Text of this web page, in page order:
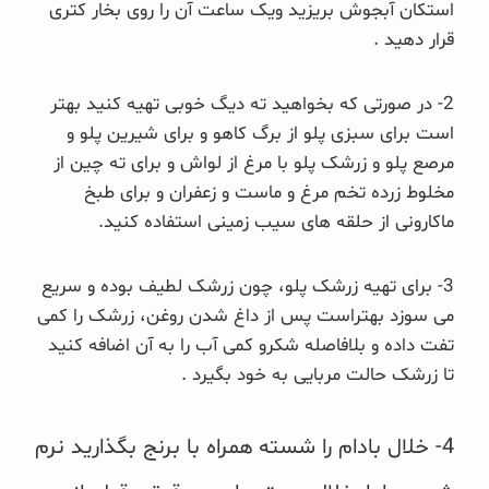
استکان آبجوش بریزید ویک ساعت آن را روی بخار کتری
قرار دهید .
2- در صورتی که بخواهید ته دیگ خوبی تهیه کنید بهتر
است برای سبزی پلو از برگ کاهو و برای شیرین پلو و
مرصع پلو و زرشک پلو با مرغ از لواش و برای ته چین از
مخلوط زرده تخم مرغ و ماست و زعفران و برای طبخ
ماکارونی از حلقه های سیب زمینی استفاده کنید.
3- برای تهیه زرشک پلو، چون زرشک لطیف بوده و سریع
می سوزد بهتراست پس از داغ شدن روغن، زرشک را کمی
تفت داده و بلافاصله شکرو کمی آب را به آن اضافه کنید
تا زرشک حالت مربایی به خود بگیرد .
4- خلال بادام را شسته همراه با برنج بگذارید نرم